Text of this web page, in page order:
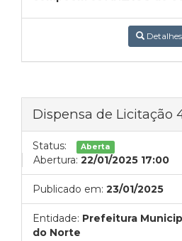
Detalhes
Dispensa de Licitação
Status: Aberta
Abertura: 22/01/2025 17:00
Publicado em: 23/01/2025
Entidade: Prefeitura
do Norte